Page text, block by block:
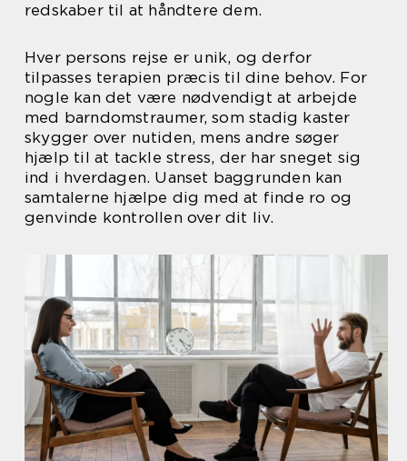
redskaber til at håndtere dem.
Hver persons rejse er unik, og derfor
tilpasses terapien præcis til dine behov. For
nogle kan det være nødvendigt at arbejde
med barndomstraumer, som stadig kaster
skygger over nutiden, mens andre søger
hjælp til at tackle stress, der har sneget sig
ind i hverdagen. Uanset baggrunden kan
samtalerne hjælpe dig med at finde ro og
genvinde kontrollen over dit liv.